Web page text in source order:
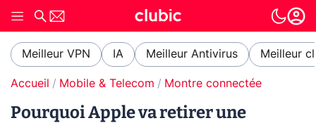
Meilleur VPN IA Meilleur Antivirus Meilleur
Accueil Mobile & Telecom Montre connectée
Pourquoi Apple va retirer une